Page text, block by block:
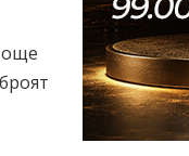
още